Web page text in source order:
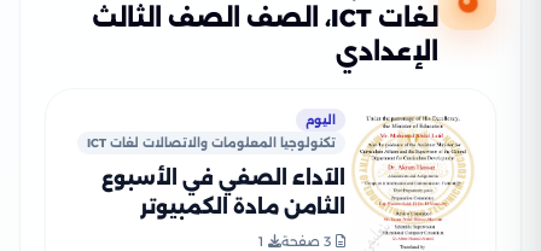
لغات ICT، الصف الصف الثالث
الإعدادي
اليوم
تكنولوجيا المعلومات والاتصالات لغات ICT
الآداء الصفي في الأسبوع
الثامن مادة الكمبيوتر
وتكنولوجيا المعلومات للغات
3 صفحة
1